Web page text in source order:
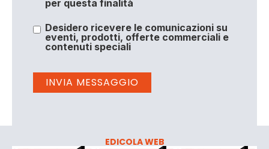
per questa finalità
Desidero ricevere le comunicazioni su
eventi, prodotti, offerte commerciali e
contenuti speciali
EDICOLA WEB